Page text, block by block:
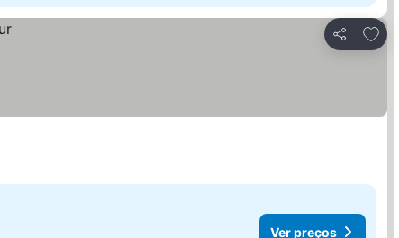
Partilhar
Ver preços